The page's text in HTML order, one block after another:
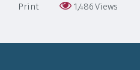
Print 1,486Views